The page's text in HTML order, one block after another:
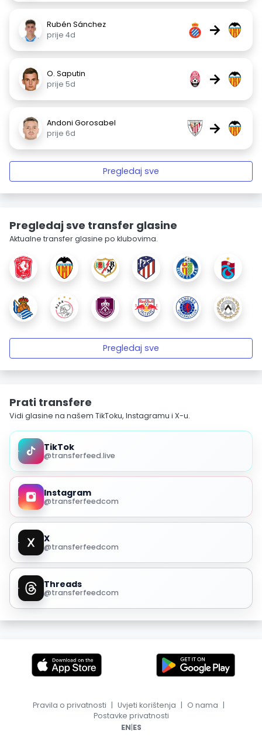
Rubén Sánchez
prije 4d
→
O. Saputin
prije 5d
→
Andoni Gorosabel
prije 6d
→
Pregledaj sve
Pregledaj sve transfer glasine
Aktualne transfer glasine po klubovima.
Pregledaj sve
Prati transfere
Vidi glasine na našem TikToku, Instagramu i X-u.
TikTok
@transferfeed.live
Instagram
@transferfeedcom
X
@transferfeedcom
Threads
@transferfeedcom
Pravila o privatnosti | Uvjeti korištenja | O nama |
Postavke privatnosti
EN|ES